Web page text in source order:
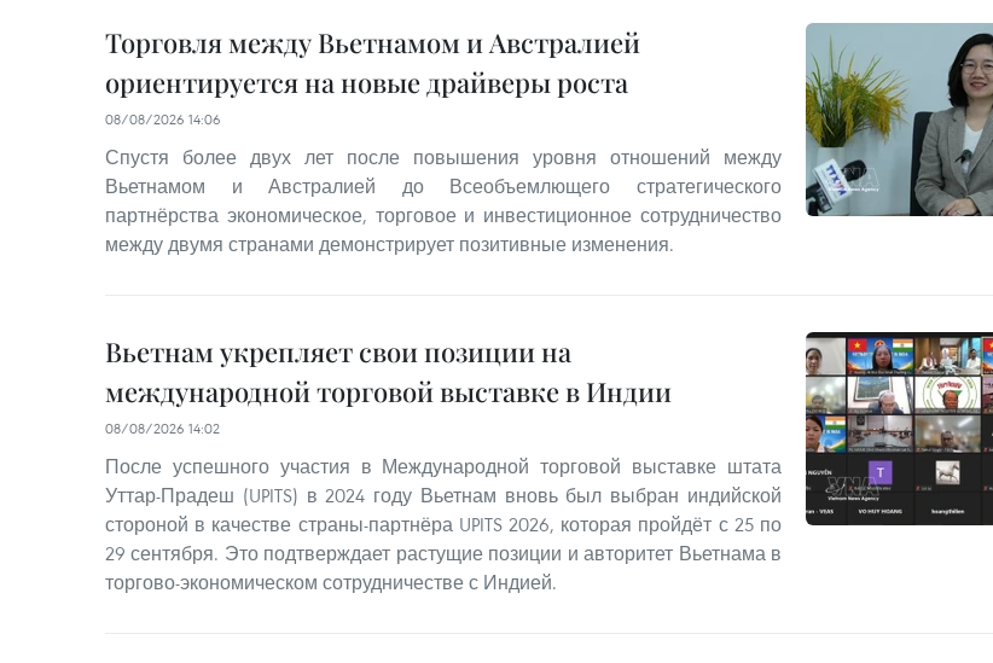
Торговля между Вьетнамом и Австралией
ориентируется на новые драйверы роста
08/08/2026 14:06
Спустя более двух лет после повышения уровня отношений между
Вьетнамом и Австралией до Всеобъемлющего стратегического
партнёрства экономическое, торговое и инвестиционное сотрудничество
между двумя странами демонстрирует позитивные изменения.
Вьетнам укрепляет свои позиции на
международной торговой выставке в Индии
08/08/2026 14:02
После успешного участия в Международной торговой выставке штата
Уттар-Прадеш (UPITS) в 2024 году Вьетнам вновь был выбран индийской
стороной в качестве страны-партнёра UPITS 2026, которая пройдёт с 25 по
29 сентября. Это подтверждает растущие позиции и авторитет Вьетнама в
торгово-экономическом сотрудничестве с Индией.